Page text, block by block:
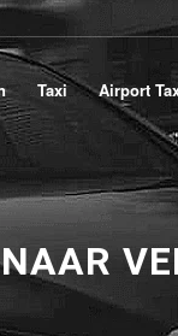
Taxi Airport